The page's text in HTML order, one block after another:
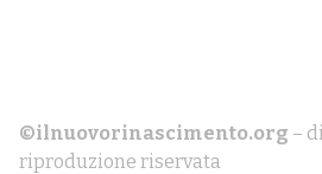
©ilnuovorinascimento.org –
riproduzione riservata